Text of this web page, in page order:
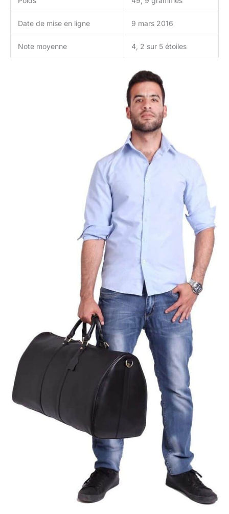
Date de mise en ligne 9 mars 2016
Note moyenne 4, 2 sur 5 étoiles